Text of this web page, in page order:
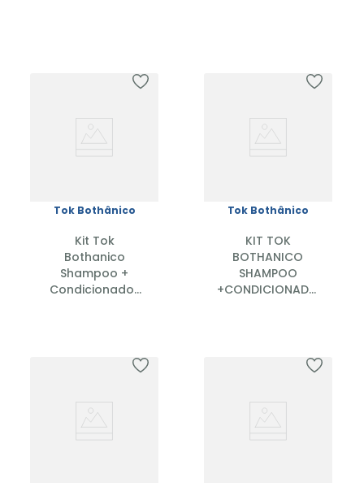
Tok Bothânico
Kit Tok
Bothanico
Shampoo +
Condicionador
Tok Bothânico
KIT TOK
BOTHANICO
SHAMPOO
+CONDICIONADOR